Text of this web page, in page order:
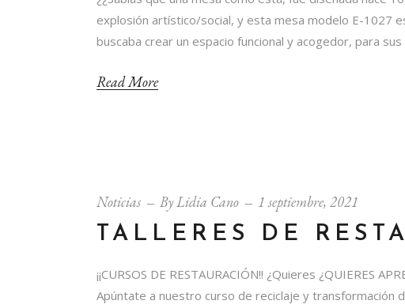
explosión artístico/social, y esta mesa modelo E-1027
buscaba crear un espacio funcional y acogedor, para
Read More
Noticias ByLidia Cano 1 septiembre, 2021
TALLERES DE
¡¡CURSOS DE RESTAURACIÓN!! ¿Quieres ¿QUIERES
Apúntate a nuestro curso de reciclaje y transformación